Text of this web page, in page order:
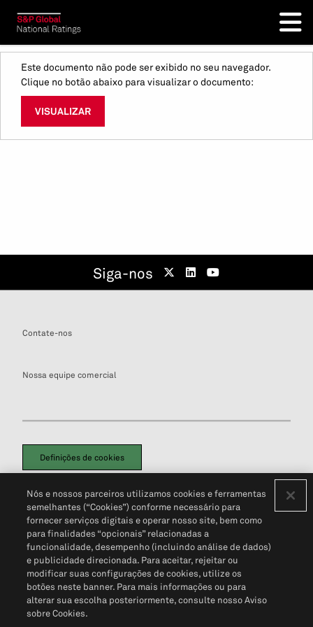
Este documento não pode ser exibido no seu navegador.
Clique no botão abaixo para visualizar o documento:
VISUALIZAR
Siga-nos
Contate-nos
Nossa equipe comercial
Definições de cookies
Política de PrivacidadePortal de privacidade do cliente (em inglês)
Não Venda Minhas Informações Pessoais© 2026 S&P Global
Nós e nossos parceiros utilizamos cookies e ferramentas
semelhantes (“Cookies”) conforme necessário para
fornecer serviços digitais e operar nosso site, bem como
para finalidades “opcionais” relacionadas a
funcionalidade, desempenho (incluindo análise de dados)
e publicidade direcionada. Para aceitar, rejeitar ou
modificar suas configurações de cookies, utilize os
botões neste banner. Para mais informações ou para
alterar sua escolha posteriormente, consulte nosso Aviso
sobre Cookies.